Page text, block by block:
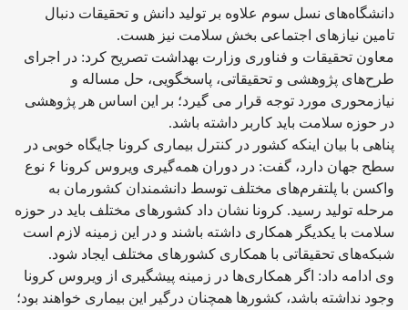
دانشگاه‌های نسل سوم علاوه بر تولید دانش و تحقیقات دنبال
تامین نیازهای اجتماعی بخش سلامت نیز هست.
معاون تحقیقات و فناوری وزارت بهداشت تصریح کرد: در اجرای
طرح‌های پژوهشی و تحقیقاتی، پاسخگویی، حل مساله و
نیازمحوری مورد توجه قرار می گیرد؛ بر این اساس هر پژوهشی
در حوزه سلامت باید کاربر داشته باشد.
پناهی با بیان اینکه کشور در کنترل بیماری کرونا جایگاه خوبی در
سطح جهان دارد، گفت: در دوران همه‌گیری ویروس کرونا ۶ نوع
واکسن با پلتفرم‌های مختلف توسط دانشمندان کشورمان به
مرحله تولید رسید. کرونا نشان داد کشورهای مختلف باید در حوزه
سلامت با یکدیگر همکاری داشته باشند و در این زمینه لازم است
شبکه‌های تحقیقاتی با همکاری کشورهای مختلف ایجاد شود.
وی ادامه داد: اگر همکاری‌ها در زمینه پیشگیری از ویروس کرونا
وجود نداشته باشد، کشورها همچنان درگیر این بیماری خواهند بود؛